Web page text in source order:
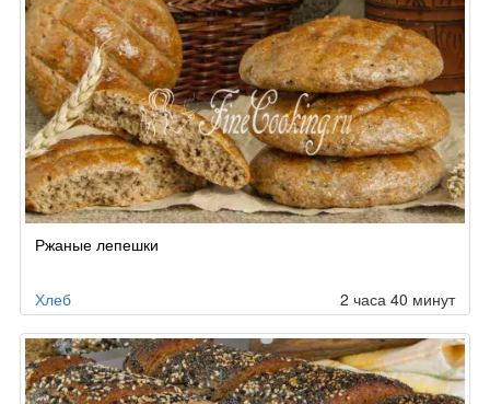
Ржаные лепешки
Хлеб 2 часа 40 минут